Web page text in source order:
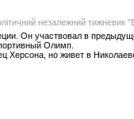
незалежний тижневик
Он участвовал в
Олимп.
Херсона, но живет в